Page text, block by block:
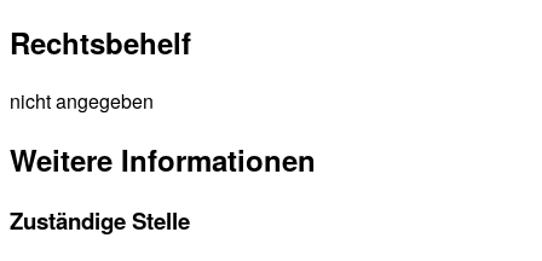
Rechtsbehelf
nicht angegeben
Weitere Informationen
Zuständige Stelle